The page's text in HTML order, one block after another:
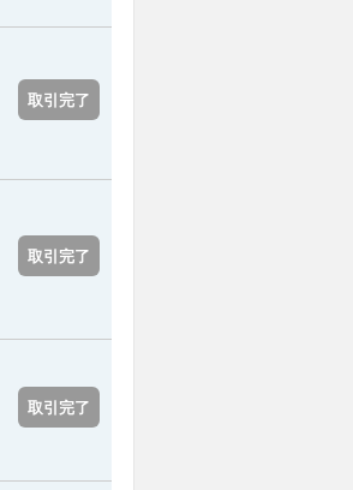
取引完了
取引完了
取引完了